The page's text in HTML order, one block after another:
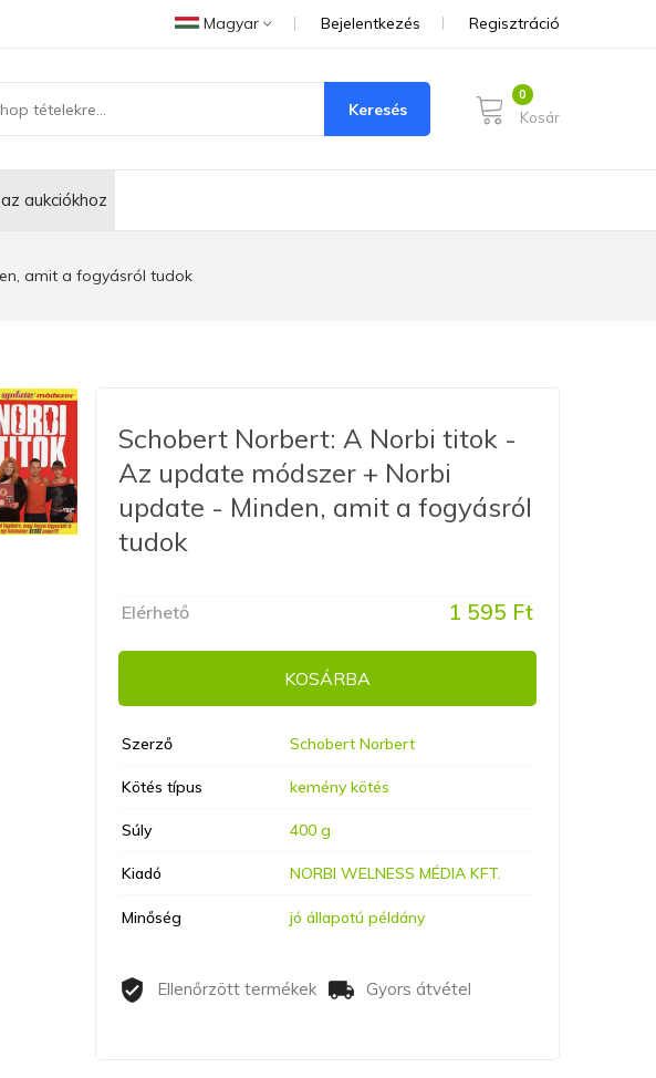
Magyar Bejelentkezés Regisztráció
Keresés Kosár
aukciókhoz
amit a fogyásról tudok
Schobert Norbert: A Norbi titok -
Az update módszer + Norbi
update - Minden, amit a fogyásról
tudok
Elérhető 1 595 Ft
KOSÁRBA
Szerző Schobert Norbert
Kötés típus kemény kötés
Súly 400 g
Kiadó NORBI WELNESS MÉDIA KFT.
Minőség jó állapotú példány
Ellenőrzött termékek Gyors átvétel